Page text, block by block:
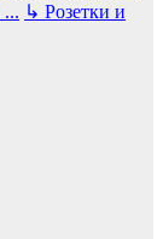
... ↳ Розетки и